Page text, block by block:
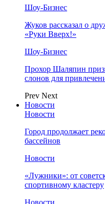
Шоу-Бизнес
Жуков рассказал о
«Руки Вверх!»
Шоу-Бизнес
Прохор Шаляпин
слонов для
Prev Next
Новости
Новости
Город продолжает
бассейнов
Новости
«Лужники»: от
спортивному кластеру
Новости